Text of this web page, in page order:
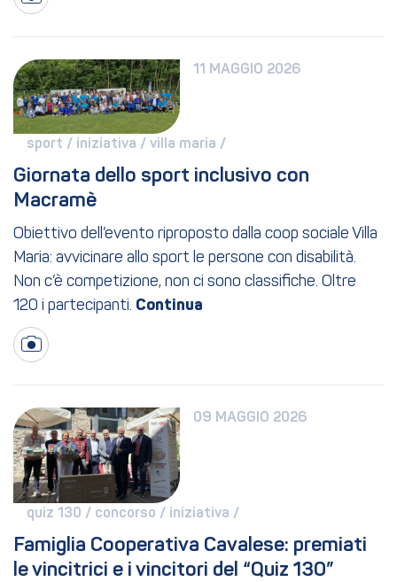
11 MAGGIO 2026
sport / iniziativa / villa maria /
Giornata dello sport inclusivo con
Macramè
Obiettivo dell’evento riproposto dalla coop sociale Villa
Maria: avvicinare allo sport le persone con disabilità.
Non c’è competizione, non ci sono classifiche. Oltre
120 i partecipanti.
09 MAGGIO 2026
quiz 130 / concorso / iniziativa /
Famiglia Cooperativa Cavalese: premiati
le vincitrici e i vincitori del “Quiz 130”